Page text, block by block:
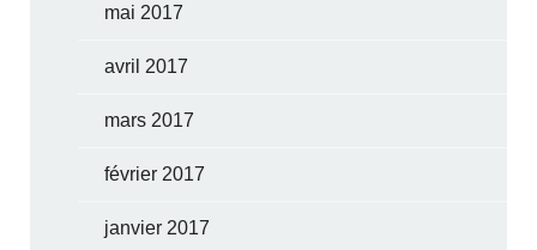
mai 2017
avril 2017
mars 2017
février 2017
janvier 2017